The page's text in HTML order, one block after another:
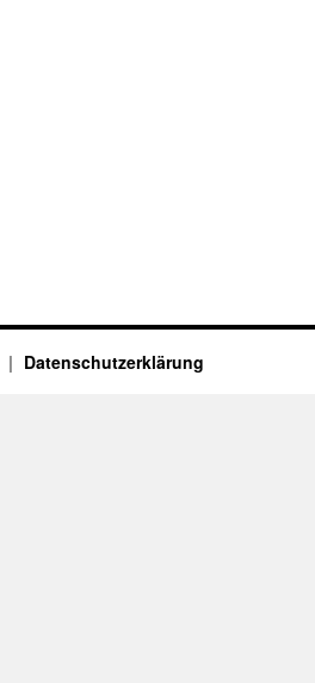
Datenschutzerklärung